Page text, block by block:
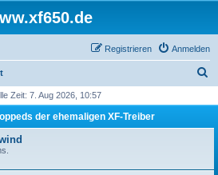
Anmelden
Registrieren
h
Zeit: 7. Aug 2026, 10:57
der ehemaligen XF-Treiber